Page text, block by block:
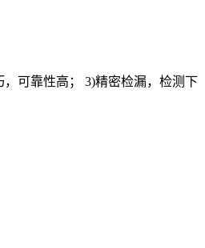
可靠性高； 3)精密检漏，检测下